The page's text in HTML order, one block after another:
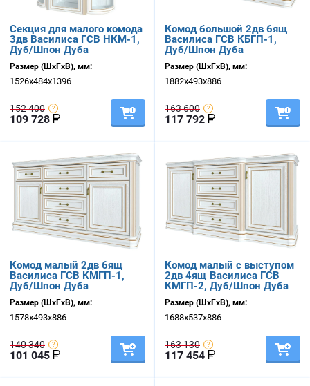
Секция для малого комода
3дв Василиса ГСВ НКМ-1,
Дуб/Шпон Дуба
Размер (ШхГхВ), мм:
1526х484х1396
152 400
109 728
Комод большой 2дв 6ящ
Василиса ГСВ КБГП-1,
Дуб/Шпон Дуба
Размер (ШхГхВ), мм:
1882х493х886
163 600
117 792
Комод малый 2дв 6ящ
Василиса ГСВ КМГП-1,
Дуб/Шпон Дуба
Размер (ШхГхВ), мм:
1578х493х886
140 340
101 045
Комод малый с выступом
2дв 4ящ Василиса ГСВ
КМГП-2, Дуб/Шпон Дуба
Размер (ШхГхВ), мм:
1688х537х886
163 130
117 454